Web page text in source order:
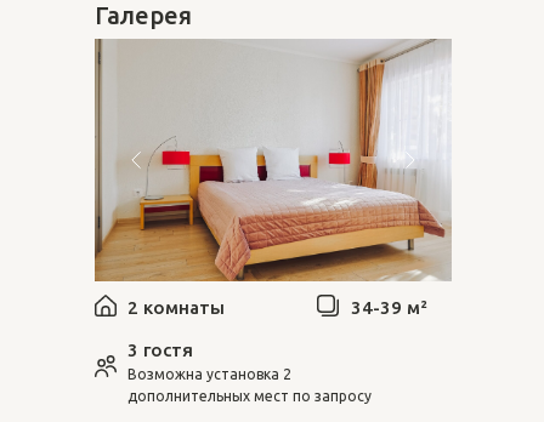
Галерея
Возможна установка 2
дополнительных мест по запросу
3 гостя
2 комнаты 34-39 м²